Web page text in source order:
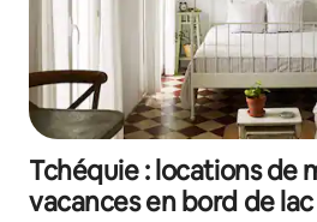
Tchéquie : locations de
vacances en bord de lac